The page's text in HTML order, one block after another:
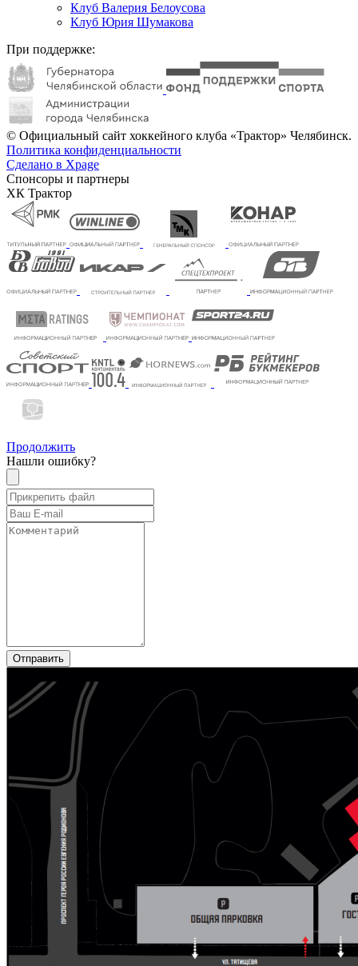
Клуб Валерия Белоусова
Клуб Юрия Шумакова
При поддержке:
© Официальный сайт хоккейного клуба «Трактор» Челябинск.
Политика конфиденциальности
Сделано в Xpage
Спонсоры и партнеры
ХК Трактор
Продолжить
Нашли ошибку?